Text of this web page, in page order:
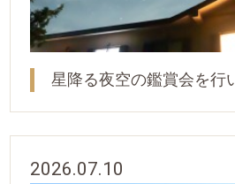
星降る夜空の鑑賞会を行
2026.07.10